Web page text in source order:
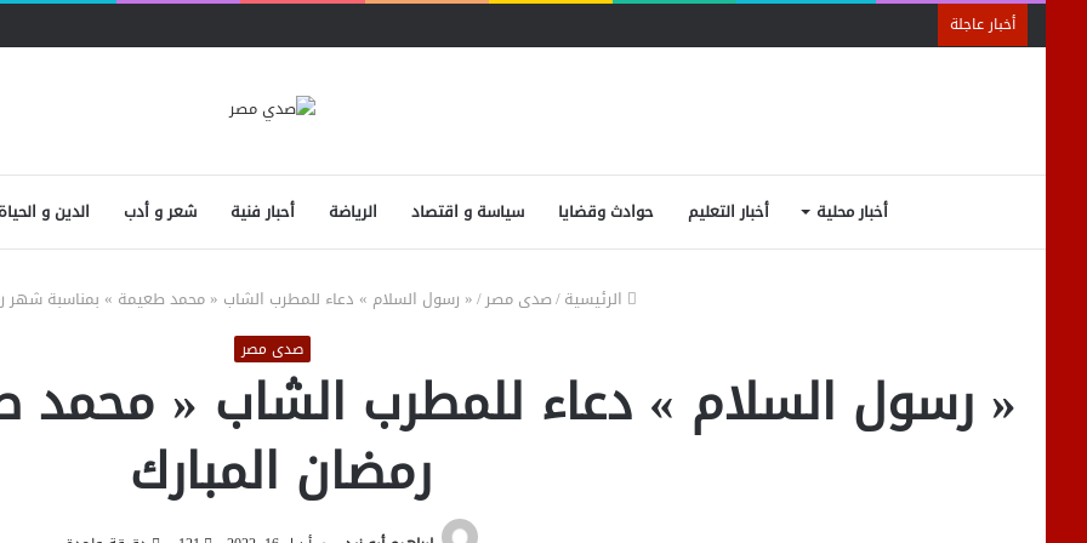
أخبار عاجلة
أخبار محلية أخبار التعليم حوادث وقضايا سياسة و اقتصاد الرياضة أحبار فنية شعر و أدب الدين و الحياة
الرئيسية/صدى مصر/« رسول السلام » دعاء للمطرب الشاب « محمد طعيمة » بمناسبة شهر
صدى مصر
« رسول السلام » دعاء للمطرب الشاب «
رمضان المبارك